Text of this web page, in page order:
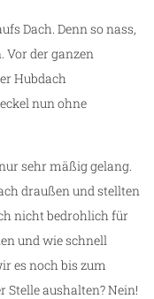
Dach. Denn so nass,
der ganzen
Hubdach
nun ohne
sehr mäßig gelang.
draußen und stellten
nicht bedrohlich für
und wie schnell
es noch bis zum
Stelle aushalten? Nein!